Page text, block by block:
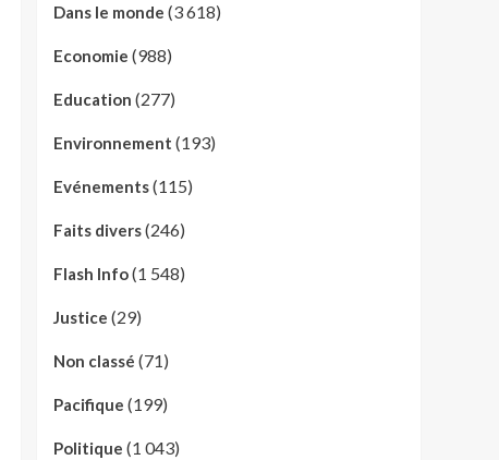
Dans le monde (3 618)
Economie (988)
Education (277)
Environnement (193)
Evénements(115)
Faits divers(246)
Flash Info(1 548)
Justice (29)
Non classé (71)
Pacifique (199)
Politique (1 043)